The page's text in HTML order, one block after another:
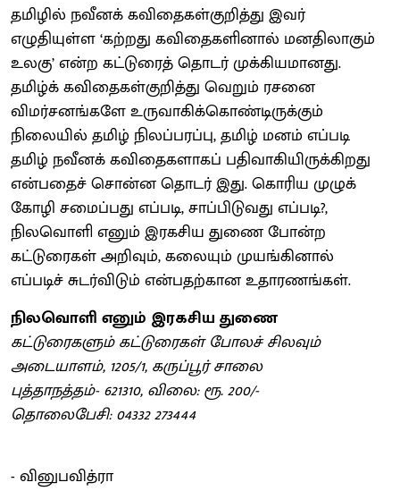
தமிழில் நவீனக் கவிதைகள்குறித்து இவர்
எழுதியுள்ள ‘கற்றது கவிதைகளினால் மனதிலாகும்
உலகு’ என்ற கட்டுரைத் தொடர் முக்கியமானது.
தமிழ்க் கவிதைகள்குறித்து வெறும் ரசனை
விமர்சனங்களே உருவாகிக்கொண்டிருக்கும்
நிலையில் தமிழ் நிலப்பரப்பு, தமிழ் மனம் எப்படி
தமிழ் நவீனக் கவிதைகளாகப் பதிவாகியிருக்கிறது
என்பதைச் சொன்ன தொடர் இது. கொரிய முழுக்
கோழி சமைப்பது எப்படி, சாப்பிடுவது எப்படி?,
நிலவொளி எனும் இரகசிய துணை போன்ற
கட்டுரைகள் அறிவும், கலையும் முயங்கினால்
எப்படிச் சுடர்விடும் என்பதற்கான உதாரணங்கள்.
நிலவொளி எனும் இரகசிய துணை
கட்டுரைகளும் கட்டுரைகள் போலச் சிலவும்
அடையாளம், 1205/1, கருப்பூர் சாலை
புத்தாநத்தம்- 621310, விலை: ரூ. 200/-
தொலைபேசி: 04332 273444
- வினுபவித்ரா